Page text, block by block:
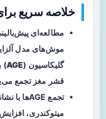
خلاصه سریع
مطالعه‌ای
موش‌های مدل
گلیکاسیون (AGE
)
قشر مغز تجمع
تجمع AGEها با نشانه‌های
میتوکندری، افزایش